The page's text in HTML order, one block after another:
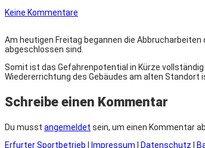
Keine Kommentare
Am heutigen Freitag begannen die
abgeschlossen sind.
Somit ist das Gefahrenpotential in Kürze
Wiedererrichtung des Gebäudes am alten Standort
Schreibe einen Kommentar
Du musst angemeldet sein, um einen Kommentar
Erfurter Sportbetrieb | Impressum | Datenschutz |